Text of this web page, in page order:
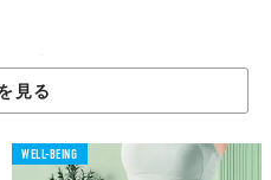
イヒールで
魅了
見る
WELL-BEING